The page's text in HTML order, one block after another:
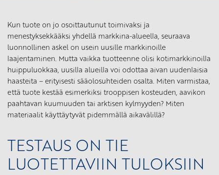
Kun tuote on jo osoittautunut toimivaksi ja
menestyksekkääksi yhdellä markkina-alueella, seuraava
luonnollinen askel on usein uusille markkinoille
laajentaminen. Mutta vaikka tuotteenne olisi kotimarkkinoilla
huippuluokkaa, uusilla alueilla voi odottaa aivan uudenlaisia
haasteita – erityisesti sääolosuhteiden osalta. Miten varmistaa,
että tuote kestää esimerkiksi trooppisen kosteuden, aavikon
paahtavan kuumuuden tai arktisen kylmyyden? Miten
materiaalit käyttäytyvät pidemmällä aikavälillä?
TESTAUS ON TIE
LUOTETTAVIIN TULOKSIIN